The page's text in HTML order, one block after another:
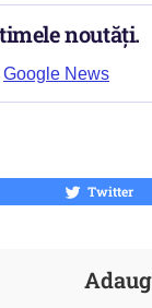
noutăți.
Google News
Twitter